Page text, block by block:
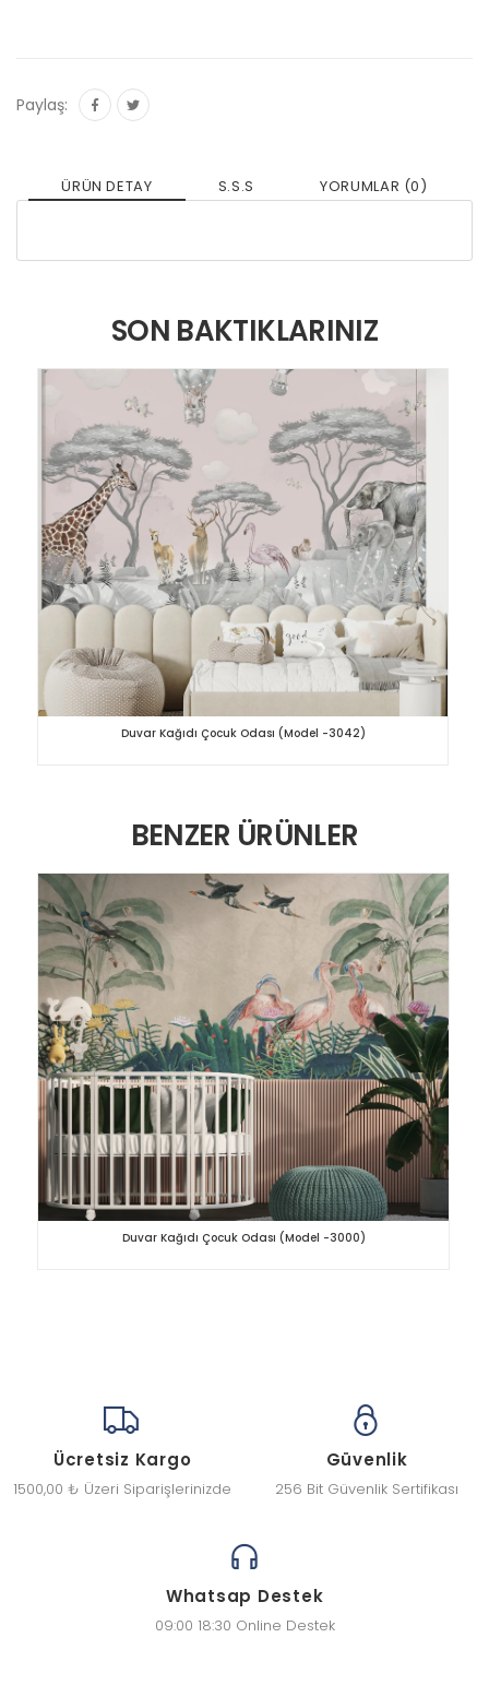
Paylaş:
ÜRÜN DETAY S.S.S YORUMLAR (0)
SON BAKTIKLARINIZ
Duvar Kağıdı Çocuk Odası (Model -3042)
BENZER ÜRÜNLER
Duvar Kağıdı Çocuk Odası (Model -3000)
Ücretsiz Kargo
1500,00 ₺ Üzeri Siparişlerinizde
Güvenlik
256 Bit Güvenlik Sertifikası
Whatsap Destek
09:00 18:30 Online Destek